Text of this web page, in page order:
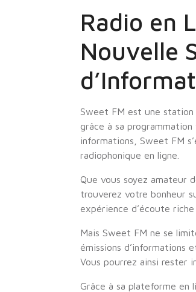
Radio en
Nouvelle
Sweet FM est une
grâce à sa
informations, Sweet FM
radiophonique en ligne.
Que vous soyez amateur
trouverez votre bonheur
expérience d’écoute
Mais Sweet FM ne se
émissions d’informations
Vous pourrez ainsi rester
Grâce à sa plateforme en